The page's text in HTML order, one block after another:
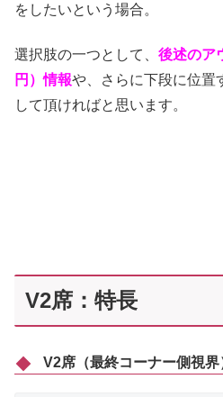
をしたいという場合。
選択肢の一つとして、 後述のア
円）情報や、さらに下段に位置
して頂ければと思います。
V2席：特長
V2席（最終コーナー側視界